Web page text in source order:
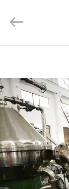
VIDEOS
OVER
ONS
LTD..